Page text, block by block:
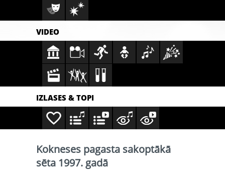
VIDEO
IZLASES & TOPI
Kokneses pagasta sakoptākā
sēta 1997. gadā